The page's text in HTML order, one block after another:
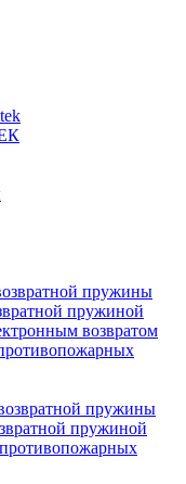
пружины
пружиной
возвратом
пружины
пружиной